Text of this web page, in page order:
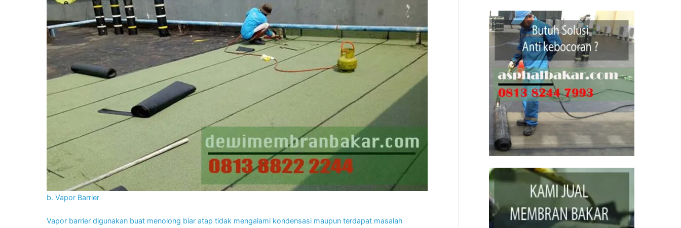
b. Vapor Barrier
Vapor barrier digunakan buat menolong biar atap tidak mengalami kondensasi maupun terdapat masalah